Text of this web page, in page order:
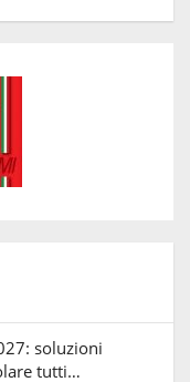
soluzioni
tutti…